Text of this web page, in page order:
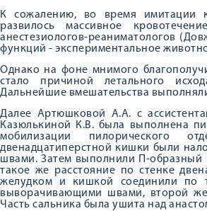
К сожалению, во время имитации
развилось массивное
анестезиологов-реаниматологов
функций - экспериментальное
Однако на фоне мнимого
стало причиной летального
Дальнейшие вмешательства
Далее Артюшковой А.А. с
Казюлькиной К.В. была выполнена
мобилизации пилорического
двенадцатиперстной кишки были
швами. Затем выполнили П-образный
такое же расстояние по стенке
желудком и кишкой соединили по
выворачивающими швами, второй
Часть сальника была ушита над